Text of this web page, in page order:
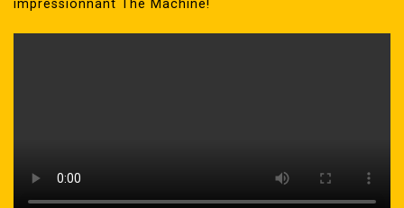
impressionnant The Machine!